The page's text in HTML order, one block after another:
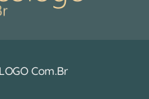
Com.Br